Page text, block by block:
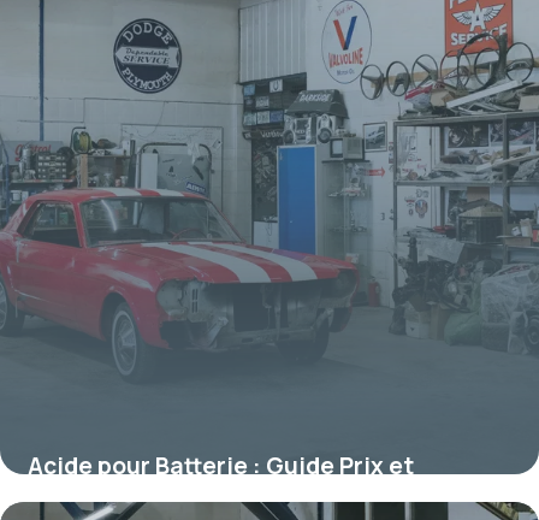
Acide pour Batterie : Guide Prix et
Conseils 2026